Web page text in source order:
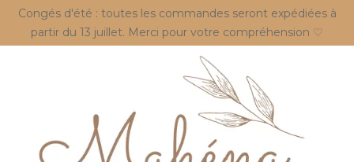
Congés d'été : toutes les commandes seront expédiées à
partir du 13 juillet. Merci pour votre compréhension ♡